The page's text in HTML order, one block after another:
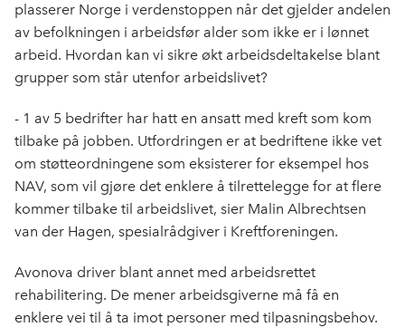
plasserer Norge i verdenstoppen når det gjelder andelen
av befolkningen i arbeidsfør alder som ikke er i lønnet
arbeid. Hvordan kan vi sikre økt arbeidsdeltakelse blant
grupper som står utenfor arbeidslivet?
- 1 av 5 bedrifter har hatt en ansatt med kreft som kom
tilbake på jobben. Utfordringen er at bedriftene ikke vet
om støtteordningene som eksisterer for eksempel hos
NAV, som vil gjøre det enklere å tilrettelegge for at flere
kommer tilbake til arbeidslivet, sier Malin Albrechtsen
van der Hagen, spesialrådgiver i Kreftforeningen.
Avonova driver blant annet med arbeidsrettet
rehabilitering. De mener arbeidsgiverne må få en
enklere vei til å ta imot personer med tilpasningsbehov.